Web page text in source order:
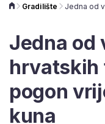
Gradilište
Jedna od
hrvatskih
pogon
kuna